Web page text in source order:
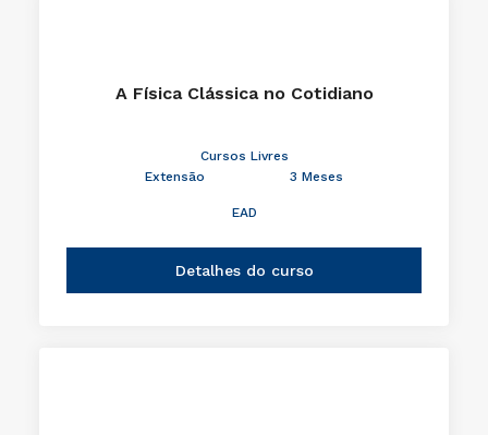
A Física Clássica no Cotidiano
Cursos Livres
Extensão
3 Meses
EAD
Detalhes do curso